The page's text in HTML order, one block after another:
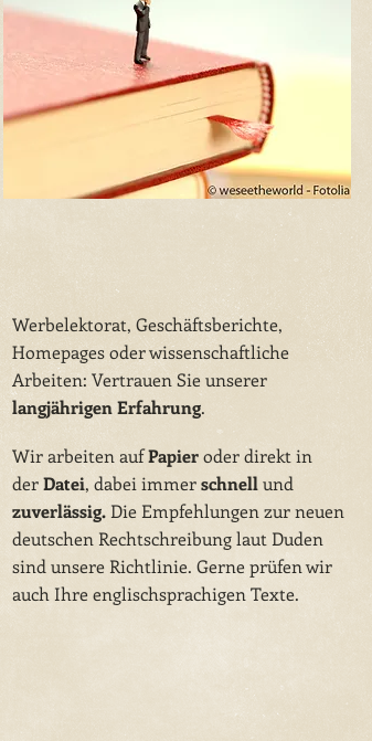
Werbelektorat, Geschäftsberichte,
Homepages oder wissenschaftliche
Arbeiten: Vertrauen Sie unserer
langjährigen Erfahrung.
Wir arbeiten aufPapieroder direkt in
derDatei, dabei immerschnellund
zuverlässig. Die Empfehlungen zur neuen
deutschen Rechtschreibung laut Duden
sind unsere Richtlinie. Gerne prüfen wir
auch Ihre englischsprachigen Texte.